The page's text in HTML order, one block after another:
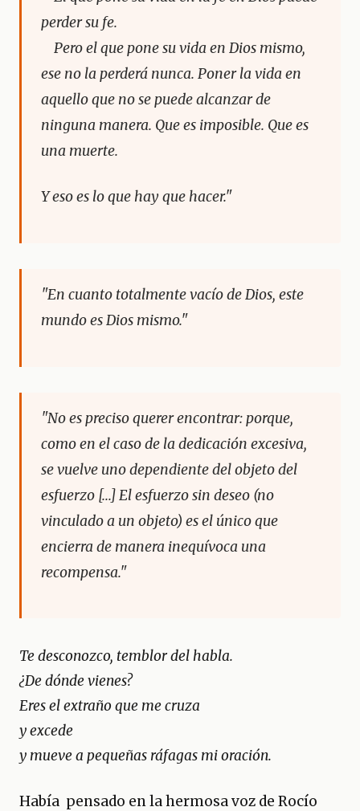
perder su fe.
Pero el que pone su vida en Dios mismo,
ese no la perderá nunca. Poner la vida en
aquello que no se puede alcanzar de
ninguna manera. Que es imposible. Que es
una muerte.
Y eso es lo que hay que hacer."
"En cuanto totalmente vacío de Dios, este
mundo es Dios mismo."
"No es preciso querer encontrar: porque,
como en el caso de la dedicación excesiva,
se vuelve uno dependiente del objeto del
esfuerzo [...] El esfuerzo sin deseo (no
vinculado a un objeto) es el único que
encierra de manera inequívoca una
recompensa."
Te desconozco, temblor del habla.
¿De dónde vienes?
Eres el extraño que me cruza
y excede
y mueve a pequeñas ráfagas mi oración.
Había pensado en la hermosa voz de Rocío